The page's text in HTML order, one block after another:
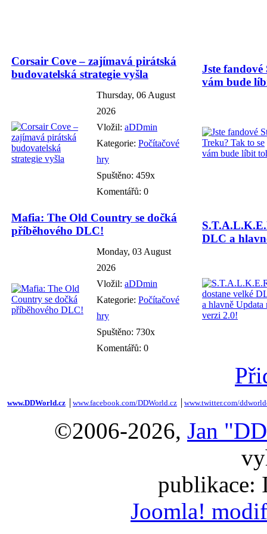
Corsair Cove – zajímavá pirátská
budovatelská strategie vyšla
Thursday, 06 August
2026
Vložil: aDDmin
Kategorie: Počítačové
hry
Spuštěno: 459x
Komentářů: 0
Jste
vám bude
Mafia: The Old Country se dočká
příběhového DLC!
Monday, 03 August
2026
Vložil: aDDmin
Kategorie: Počítačové
hry
Spuštěno: 730x
Komentářů: 0
DLC a
www.DDWorld.cz www.facebook.com/DDWorld.cz www.twitter.com/
©2006-2026, Jan
publikace:
Joomla!